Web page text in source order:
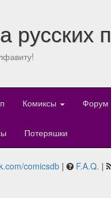
русских
Комиксы Форум
Потеряшки
comicsdb | F.A.Q. |